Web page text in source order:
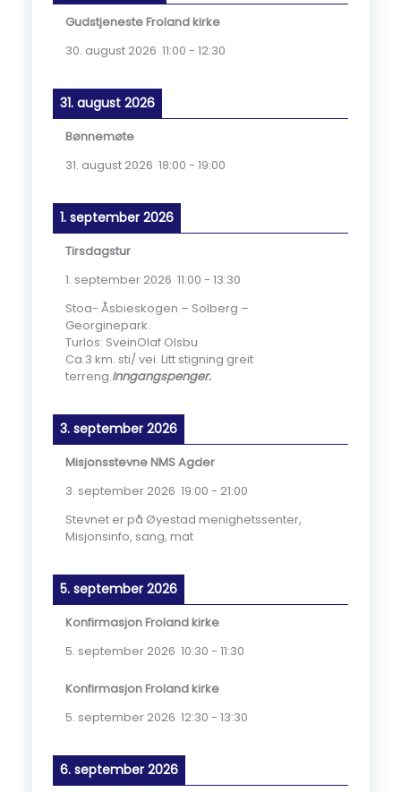
Gudstjeneste Froland kirke
30. august 2026 11:00 - 12:30
31. august 2026
Bønnemøte
31. august 2026 18:00 - 19:00
1. september 2026
Tirsdagstur
1. september 2026 11:00 - 13:30
Stoa- Åsbieskogen – Solberg –
Georginepark.
Turlos: SveinOlaf Olsbu
Ca.3 km. sti/ vei. Litt stigning greit
terreng.Inngangspenger.
3. september 2026
Misjonsstevne NMS Agder
3. september 2026 19:00 - 21:00
Stevnet er på Øyestad menighetssenter,
Misjonsinfo, sang, mat
5. september 2026
Konfirmasjon Froland kirke
5. september 2026 10:30 - 11:30
Konfirmasjon Froland kirke
5. september 2026 12:30 - 13:30
6. september 2026